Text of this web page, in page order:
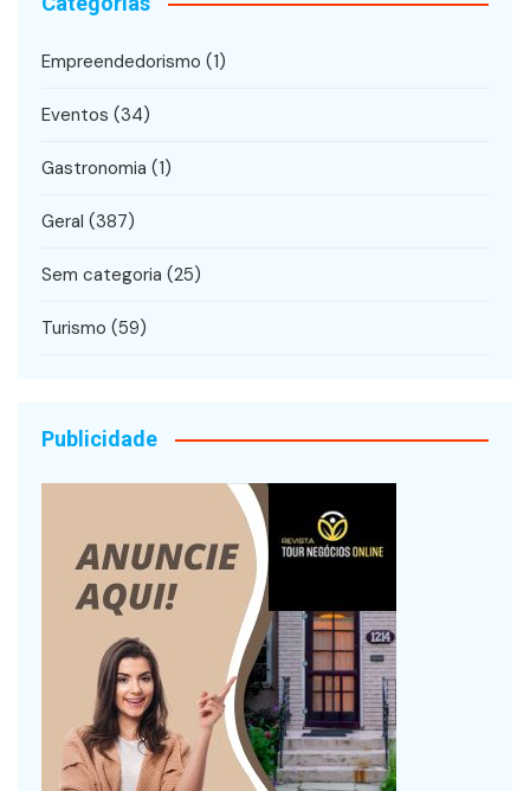
Empreendedorismo (1)
Eventos (34)
Gastronomia (1)
Geral (387)
Sem categoria (25)
Turismo (59)
Publicidade